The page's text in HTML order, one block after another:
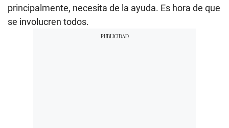
principalmente, necesita de la ayuda. Es hora de que
se involucren todos.